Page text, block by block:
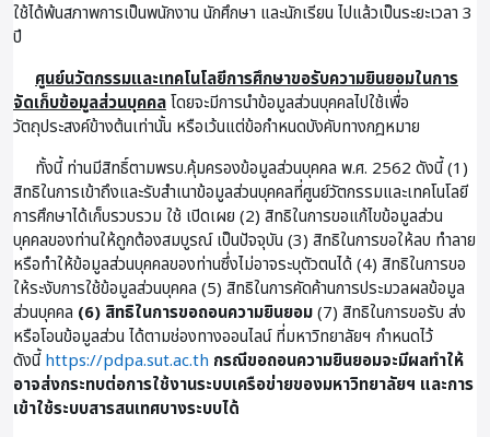
ใช้ได้พ้นสภาพการเป็นพนักงาน นักศึกษา และนักเรียน ไปแล้วเป็นระยะเวลา 3
ปี
ศูนย์นวัตกรรมและเทคโนโลยีการศึกษาขอรับความยินยอมในการ
จัดเก็บข้อมูลส่วนบุคคลโดยจะมีการนำข้อมูลส่วนบุคคลไปใช้เพื่อ
วัตถุประสงค์ข้างต้นเท่านั้น หรือเว้นแต่ข้อกำหนดบังคับทางกฎหมาย
ทั้งนี้ ท่านมีสิทธิ์ตามพรบ.คุ้มครองข้อมูลส่วนบุคคล พ.ศ. 2562 ดังนี้ (1)
สิทธิในการเข้าถึงและรับสำเนาข้อมูลส่วนบุคคลที่ศูนย์วัตกรรมและเทคโนโลยี
การศึกษาได้เก็บรวบรวม ใช้ เปิดเผย (2) สิทธิในการขอแก้ไขข้อมูลส่วน
บุคคลของท่านให้ถูกต้องสมบูรณ์ เป็นปัจจุบัน (3) สิทธิในการขอให้ลบ ทำลาย
หรือทำให้ข้อมูลส่วนบุคคลของท่านซึ่งไม่อาจระบุตัวตนได้ (4) สิทธิในการขอ
ให้ระงับการใช้ข้อมูลส่วนบุคคล (5) สิทธิในการคัดค้านการประมวลผลข้อมูล
ส่วนบุคคล (6) สิทธิในการขอถอนความยินยอม(7) สิทธิในการขอรับ ส่ง
หรือโอนข้อมูลส่วน ได้ตามช่องทางออนไลน์ ที่มหาวิทยาลัยฯ กำหนดไว้
ดังนี้ https://pdpa.sut.ac.th กรณีขอถอนความยินยอมจะมีผลทำให้
อาจส่งกระทบต่อการใช้งานระบบเครือข่ายของมหาวิทยาลัยฯ และการ
เข้าใช้ระบบสารสนเทศบางระบบได้